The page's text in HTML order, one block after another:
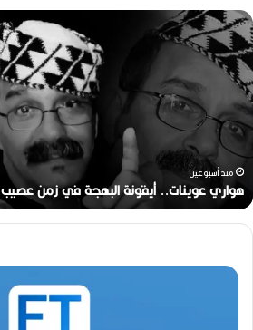
ه
و
ا
ر
ي
ع
و
ي
ا
ت
.
منذ أسبوعين
هواري عوينات.. أيقونة البهجة في زمن عصيب